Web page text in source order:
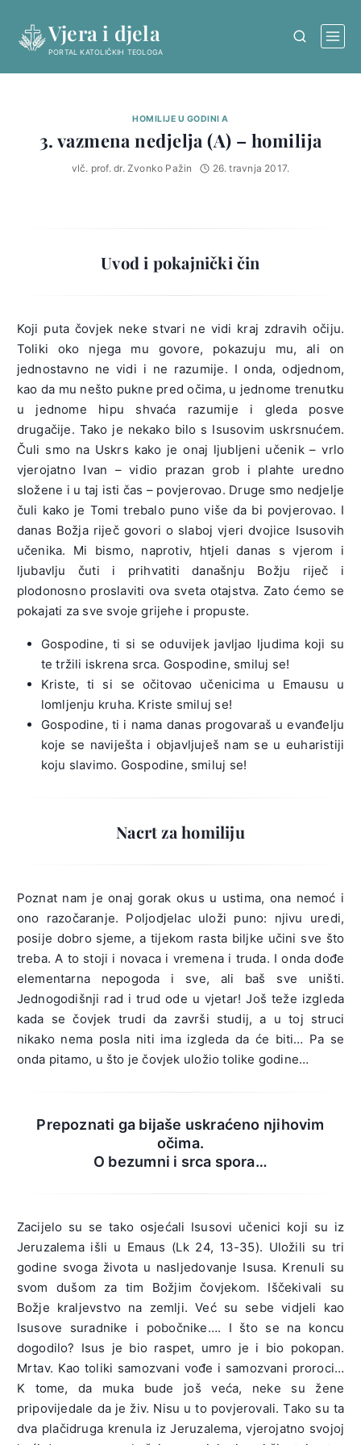
content
Vjera i djela
PORTAL KATOLIČKIH TEOLOGA
HOMILIJE U GODINI A
3. vazmena nedjelja (A) – homilija
vlč. prof. dr. Zvonko Pažin 26. travnja 2017.
Uvod i pokajnički čin
Koji puta čovjek neke stvari ne vidi kraj zdravih očiju.
Toliki oko njega mu govore, pokazuju mu, ali on
jednostavno ne vidi i ne razumije. I onda, odjednom,
kao da mu nešto pukne pred očima, u jednome trenutku
u jednome hipu shvaća razumije i gleda posve
drugačije. Tako je nekako bilo s Isusovim uskrsnućem.
Čuli smo na Uskrs kako je onaj ljubljeni učenik – vrlo
vjerojatno Ivan – vidio prazan grob i plahte uredno
složene i u taj isti čas – povjerovao. Druge smo nedjelje
čuli kako je Tomi trebalo puno više da bi povjerovao. I
danas Božja riječ govori o slaboj vjeri dvojice Isusovih
učenika. Mi bismo, naprotiv, htjeli danas s vjerom i
ljubavlju čuti i prihvatiti današnju Božju riječ i
plodonosno proslaviti ova sveta otajstva. Zato ćemo se
pokajati za sve svoje grijehe i propuste.
Gospodine, ti si se oduvijek javljao ljudima koji su
te tržili iskrena srca. Gospodine, smiluj se!
Kriste, ti si se očitovao učenicima u Emausu u
lomljenju kruha. Kriste smiluj se!
Gospodine, ti i nama danas progovaraš u evanđelju
koje se naviješta i objavljuješ nam se u euharistiji
koju slavimo. Gospodine, smiluj se!
Nacrt za homiliju
Poznat nam je onaj gorak okus u ustima, ona nemoć i
ono razočaranje. Poljodjelac uloži puno: njivu uredi,
posije dobro sjeme, a tijekom rasta biljke učini sve što
treba. A to stoji i novaca i vremena i truda. I onda dođe
elementarna nepogoda i sve, ali baš sve uništi.
Jednogodišnji rad i trud ode u vjetar! Još teže izgleda
kada se čovjek trudi da završi studij, a u toj struci
nikako nema posla niti ima izgleda da će biti… Pa se
onda pitamo, u što je čovjek uložio tolike godine…
Prepoznati ga bijaše uskraćeno njihovim
očima.
O bezumni i srca spora…
Zacijelo su se tako osjećali Isusovi učenici koji su iz
Jeruzalema išli u Emaus (Lk 24, 13-35). Uložili su tri
godine svoga života u nasljedovanje Isusa. Krenuli su
svom dušom za tim Božjim čovjekom. Iščekivali su
Božje kraljevstvo na zemlji. Već su sebe vidjeli kao
Isusove suradnike i pobočnike…. I što se na koncu
dogodilo? Isus je bio raspet, umro je i bio pokopan.
Mrtav. Kao toliki samozvani vođe i samozvani proroci…
K tome, da muka bude još veća, neke su žene
pripovijedale da je živ. Nisu u to povjerovali. Tako su ta
dva plačidruga krenula iz Jeruzalema, vjerojatno svojoj